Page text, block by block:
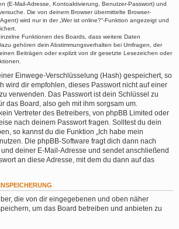
(E-Mail-Adresse, Kontoaktivierung, Benutzer-Passwort) und
Die von deinem Browser übermittelte Browser-
wird nur in der „Wer ist online?“-Funktion angezeigt und
Funktionen des Boards, dass weitere Daten
gehören dein Abstimmungsverhalten bei Umfragen, der
Beiträgen oder explizit von dir gesetzte Lesezeichen oder
Einwege-Verschlüsselung (Hash) gespeichert, so
wird dir empfohlen, dieses Passwort nicht auf einer
verwenden. Das Passwort ist dein Schlüssel zu
das Board, also geh mit ihm sorgsam um.
Vertreter des Betreibers, von phpBB Limited oder
nach deinem Passwort fragen. Solltest du dein
so kannst du die Funktion „Ich habe mein
Die phpBB-Software fragt dich dann nach
deiner E-Mail-Adresse und sendet anschließend
an diese Adresse, mit dem du dann auf das
die von dir eingegebenen und oben näher
um das Board betreiben und anbieten zu